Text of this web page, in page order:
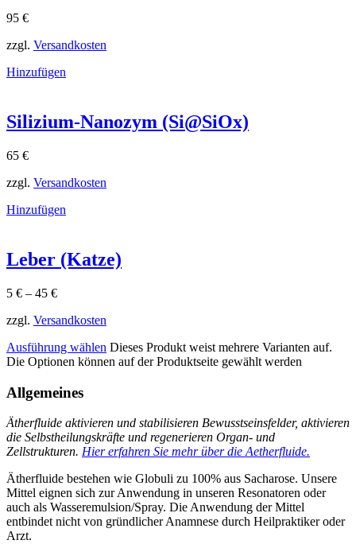
95 €
zzgl. Versandkosten
Hinzufügen
Silizium-Nanozym (Si@SiOx)
65 €
zzgl. Versandkosten
Hinzufügen
Leber (Katze)
5 € – 45 €
zzgl. Versandkosten
Ausführung wählen Dieses Produkt weist mehrere Varianten auf.
Die Optionen können auf der Produktseite gewählt werden
Allgemeines
Ätherfluide aktivieren und stabilisieren Bewusstseinsfelder, aktivieren
die Selbstheilungskräfte und regenerieren Organ- und
Zellstrukturen. Hier erfahren Sie mehr über die Aetherfluide.
Ätherfluide bestehen wie Globuli zu 100% aus Sacharose. Unsere
Mittel eignen sich zur Anwendung in unseren Resonatoren oder
auch als Wasseremulsion/Spray. Die Anwendung der Mittel
entbindet nicht von gründlicher Anamnese durch Heilpraktiker oder
Arzt.